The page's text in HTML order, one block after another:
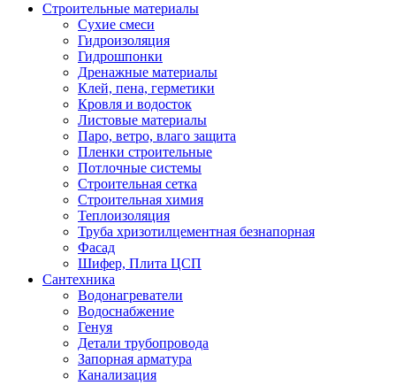
Строительные материалы
Сухие смеси
Гидроизоляция
Гидрошпонки
Дренажные материалы
Клей, пена, герметики
Кровля и водосток
Листовые материалы
Паро, ветро, влаго защита
Пленки строительные
Потлочные системы
Строительная сетка
Строительная химия
Теплоизоляция
Труба хризотилцементная безнапорная
Фасад
Шифер, Плита ЦСП
Сантехника
Водонагреватели
Водоснабжение
Генуя
Детали трубопровода
Запорная арматура
Канализация